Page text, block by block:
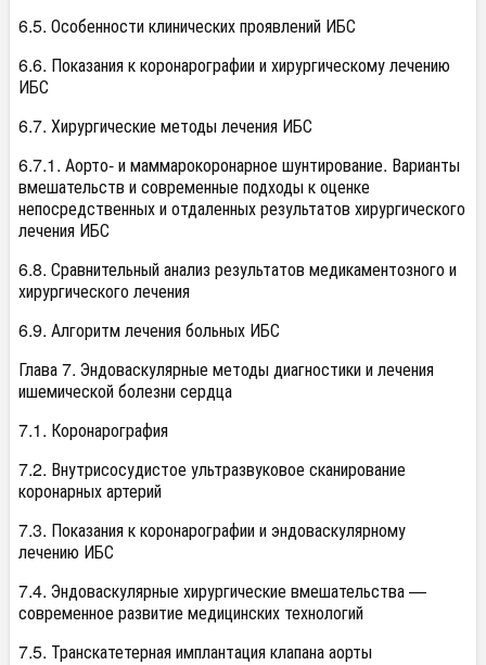
6.5. Особенности клинических проявлений ИБС
6.6. Показания к коронарографии и хирургическому лечению
ИБС
6.7. Хирургические методы лечения ИБС
6.7.1. Аорто- и маммарокоронарное шунтирование. Варианты
вмешательств и современные подходы к оценке
непосредственных и отдаленных результатов хирургического
лечения ИБС
6.8. Сравнительный анализ результатов медикаментозного и
хирургического лечения
6.9. Алгоритм лечения больных ИБС
Глава 7. Эндоваскулярные методы диагностики и лечения
ишемической болезни сердца
7.1. Коронарография
7.2. Внутрисосудистое ультразвуковое сканирование
коронарных артерий
7.3. Показания к коронарографии и эндоваскулярному
лечению ИБС
7.4. Эндоваскулярные хирургические вмешательства —
современное развитие медицинских технологий
7.5. Транскатетерная имплантация клапана аорты